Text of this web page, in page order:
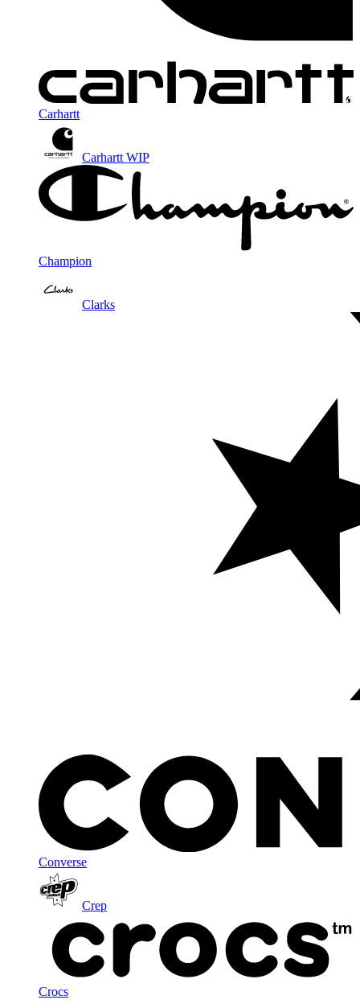
Carhartt
Carhartt WIP
Champion
Clarks
Converse
Crep
Crocs